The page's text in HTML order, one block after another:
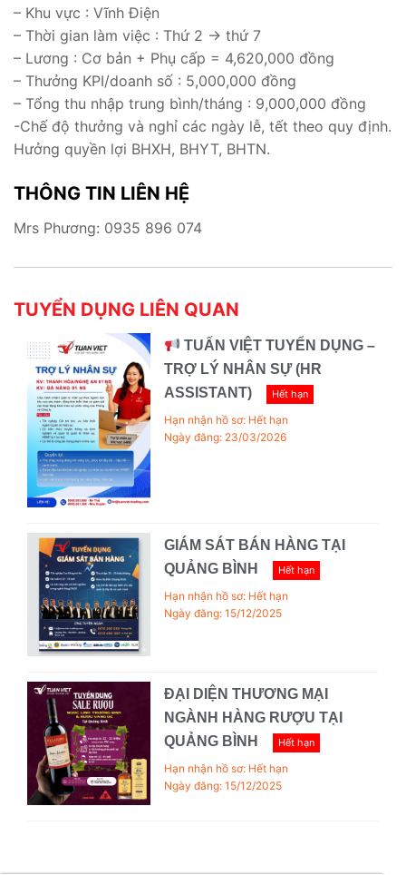
– Khu vực : Vĩnh Điện
– Thời gian làm việc : Thứ 2 -> thứ 7
– Lương : Cơ bản + Phụ cấp = 4,620,000 đồng
– Thưởng KPI/doanh số : 5,000,000 đồng
– Tổng thu nhập trung bình/tháng : 9,000,000 đồng
-Chế độ thưởng và nghỉ các ngày lễ, tết theo quy định.
Hưởng quyền lợi BHXH, BHYT, BHTN.
THÔNG TIN LIÊN HỆ
Mrs Phương: 0935 896 074
TUYỂN DỤNG LIÊN QUAN
TUẤN VIỆT TUYỂN DỤNG –
TRỢ LÝ NHÂN SỰ (HR
ASSISTANT)
Hết hạn
Hạn nhận hồ sơ: Hết hạn
Ngày đăng: 23/03/2026
GIÁM SÁT BÁN HÀNG TẠI
QUẢNG BÌNH
Hết hạn
Hạn nhận hồ sơ: Hết hạn
Ngày đăng: 15/12/2025
ĐẠI DIỆN THƯƠNG MẠI
NGÀNH HÀNG RƯỢU TẠI
QUẢNG BÌNH
Hết hạn
Hạn nhận hồ sơ: Hết hạn
Ngày đăng: 15/12/2025